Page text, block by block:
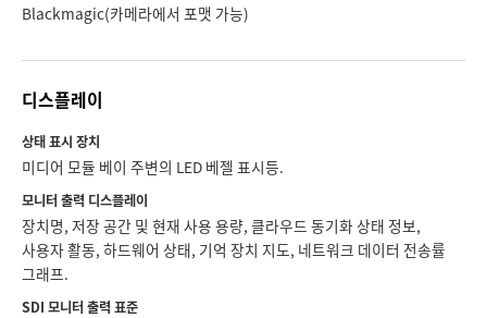
Blackmagic(카메라에서 포맷 가능)
디스플레이
상태 표시 장치
미디어 모듈 베이 주변의 LED 베젤 표시등.
모니터 출력 디스플레이
장치명, 저장 공간 및 현재 사용 용량, 클라우드 동기화 상태 정보,
사용자 활동, 하드웨어 상태, 기억 장치 지도, 네트워크 데이터 전송률
그래프.
SDI 모니터 출력 표준